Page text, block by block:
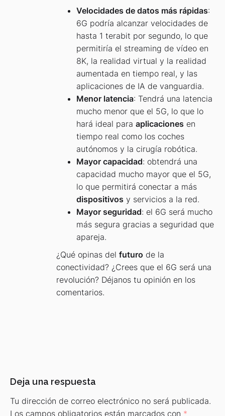
Velocidades de datos más rápidas:
6G podría alcanzar velocidades de
hasta 1 terabit por segundo, lo que
permitiría el streaming de vídeo en
8K, la realidad virtual y la realidad
aumentada en tiempo real, y las
aplicaciones de IA de vanguardia.
Menor latencia: Tendrá una latencia
mucho menor que el 5G, lo que lo
hará ideal para aplicaciones en
tiempo real como los coches
autónomos y la cirugía robótica.
Mayor capacidad: obtendrá una
capacidad mucho mayor que el 5G,
lo que permitirá conectar a más
dispositivos y servicios a la red.
Mayor seguridad: el 6G será mucho
más segura gracias a seguridad que
apareja.
¿Qué opinas del futuro de la
conectividad? ¿Crees que el 6G será una
revolución? Déjanos tu opinión en los
comentarios.
Deja una respuesta
Tu dirección de correo electrónico no será publicada.
Los campos obligatorios están marcados con *